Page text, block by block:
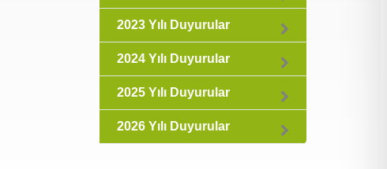
2023 Yılı Duyurular
2024 Yılı Duyurular
2025 Yılı Duyurular
2026 Yılı Duyurular